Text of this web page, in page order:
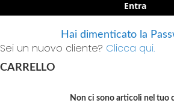
Entra
Hai dimenticato la
Sei un nuovo cliente? Clicca qui.
CARRELLO
Non ci sono articoli nel tuo